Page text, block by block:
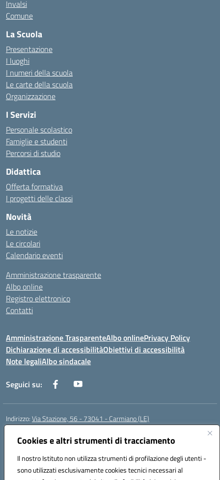
Cookies e altri strumenti di tracciamento
Il nostro Istituto non utilizza strumenti di profilazione degli utenti -
sono utilizzati esclusivamente cookies tecnici necessari al
Invalsi
Comune
La Scuola
Presentazione
I luoghi
I numeri della scuola
Le carte della scuola
Organizzazione
I Servizi
Personale scolastico
Famiglie e studenti
Percorsi di studio
Didattica
Offerta formativa
I progetti delle classi
Novità
Le notizie
Le circolari
Calendario eventi
Amministrazione trasparente
Albo online
Registro elettronico
Contatti
Amministrazione TrasparenteAlbo onlinePrivacy Policy
Dichiarazione di accessibilitàObiettivi di accessibilità
Note legaliAlbo sindacale
Seguici su:
Indirizzo:Via Stazione, 56 - 73041 - Carmiano (LE)
Centralino:
Posta elettronica certificata (PEC):leic88600a@pec.istruzione.it
Codice fiscale: 93058030755
Codice meccanografico:LEIC88600A
Codice Indice delle Pubbliche Amministrazioni (IPA): istsc_leic88600a